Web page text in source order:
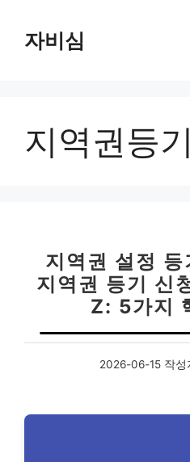
자비심
지역권등
지역권 설정 등
지역권 등기 신
Z: 5가지
2026-06-15 작성